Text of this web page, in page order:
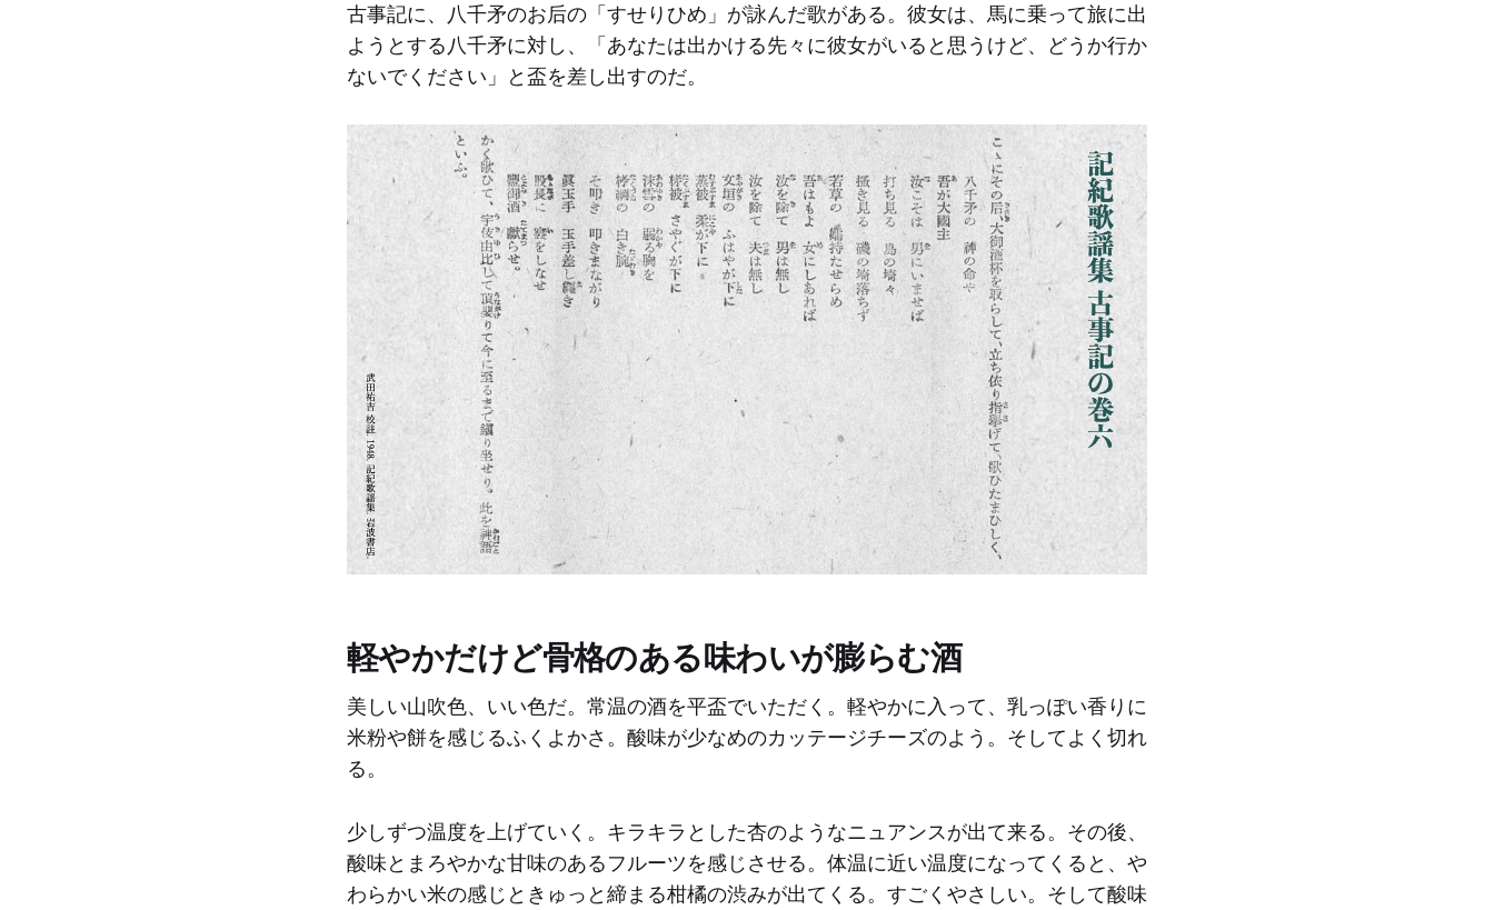
古事記に、八千矛のお后の「すせりひめ」が詠んだ歌がある。彼女は、馬に乗って旅に出
ようとする八千矛に対し、「あなたは出かける先々に彼女がいると思うけど、どうか行か
ないでください」と盃を差し出すのだ。
軽やかだけど骨格のある味わいが膨らむ酒
美しい山吹色、いい色だ。常温の酒を平盃でいただく。軽やかに入って、乳っぽい香りに
米粉や餅を感じるふくよかさ。酸味が少なめのカッテージチーズのよう。そしてよく切れ
る。
少しずつ温度を上げていく。キラキラとした杏のようなニュアンスが出て来る。その後、
酸味とまろやかな甘味のあるフルーツを感じさせる。体温に近い温度になってくると、や
わらかい米の感じときゅっと締まる柑橘の渋みが出てくる。すごくやさしい。そして酸味